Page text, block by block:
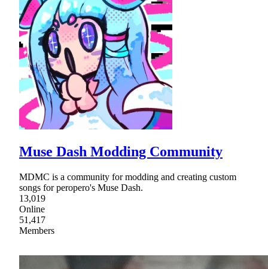
Muse Dash Modding Community
MDMC is a community for modding and creating custom
songs for peropero's Muse Dash.
13,019
Online
51,417
Members